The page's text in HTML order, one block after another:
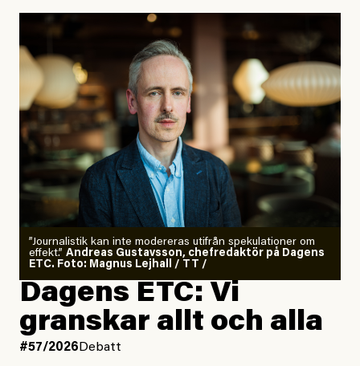
”Journalistik kan inte modereras utifrån spekulationer om
effekt.” Andreas Gustavsson, chefredaktör på Dagens
ETC. Foto: Magnus Lejhall / TT /
Dagens ETC: Vi
granskar allt och alla
#57/2026 Debatt